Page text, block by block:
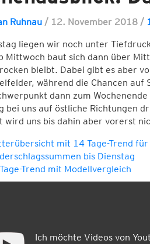
Ruhnau / 12. November 2018 /
liegen wir noch unter
Mittwoch baut sich dann über
bleibt. Dabei gibt es aber
während die Chancen auf
dann zum
bei uns auf östliche Richtungen
wird uns bis dahin aber vorerst
mit 14 Tage-Trend
bis Dienstag
Trend mit Modellvergleich
Ich möchte Videos von